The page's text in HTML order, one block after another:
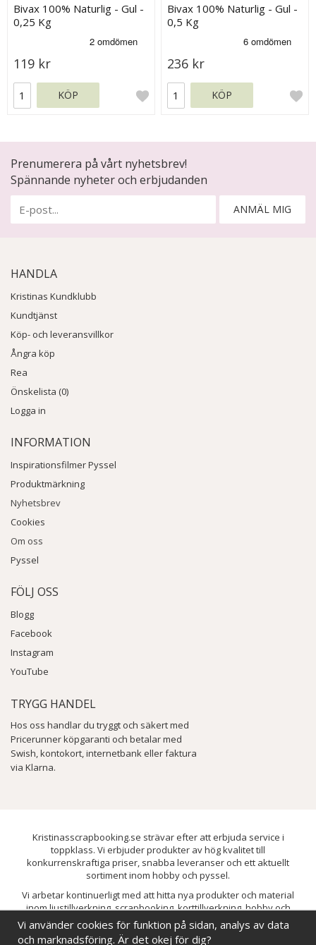
Bivax 100% Naturlig - Gul -
0,25 Kg
119 kr
KÖP
Bivax 100% Naturlig - Gul -
0,5 Kg
236 kr
KÖP
Prenumerera på vårt nyhetsbrev!
Spännande nyheter och erbjudanden
ANMÄL MIG
HANDLA
Kristinas Kundklubb
Kundtjänst
Köp- och leveransvillkor
Ångra köp
Rea
Önskelista (0)
Logga in
INFORMATION
Inspirationsfilmer Pyssel
Produktmärkning
Nyhetsbrev
Cookies
Om oss
Pyssel
FÖLJ OSS
Blogg
Facebook
Instagram
YouTube
TRYGG HANDEL
Hos oss handlar du tryggt och säkert med
Pricerunner köpgaranti och betalar med
Swish, kontokort, internetbank eller faktura
via Klarna.
Kristinasscrapbooking.se strävar efter att erbjuda service i
toppklass. Vi erbjuder produkter av hög kvalitet till
konkurrenskraftiga priser, snabba leveranser och ett aktuellt
sortiment inom hobby och pyssel.
Vi arbetar kontinuerligt med att hitta nya produkter och material
inom ljustillverkning, scrapbooking, korttillverkning, hobby och
pyssel. Målet är att bredda sortimentet och löpande förbättra och
utveckla vårt utbud, så att du alltid kan hitta det du behöver hos oss.
Vi använder cookies för funktion på sidan, analys av data
och marknadsföring. Är det okej för dig?